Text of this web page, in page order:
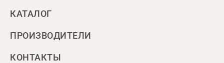
КАТАЛОГ
ПРОИЗВОДИТЕЛИ
КОНТАКТЫ